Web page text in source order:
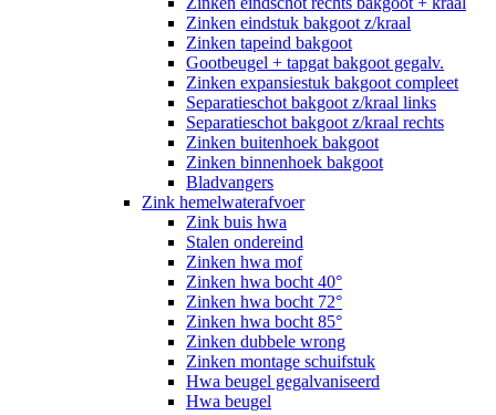
Zinken eindstuk bakgoot z/kraal
Zinken tapeind bakgoot
Gootbeugel + tapgat bakgoot gegalv.
Zinken expansiestuk bakgoot compleet
Separatieschot bakgoot z/kraal links
Separatieschot bakgoot z/kraal rechts
Zinken buitenhoek bakgoot
Zinken binnenhoek bakgoot
Bladvangers
Zink hemelwaterafvoer
Zink buis hwa
Stalen ondereind
Zinken hwa mof
Zinken hwa bocht 40°
Zinken hwa bocht 72°
Zinken hwa bocht 85°
Zinken dubbele wrong
Zinken montage schuifstuk
Hwa beugel gegalvaniseerd
Hwa beugel